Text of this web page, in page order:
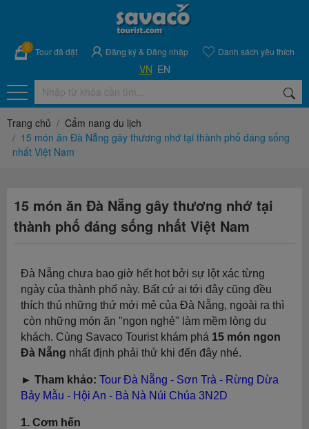
0 Tour đã đặt Đăng ký& Đăng nhập Danh sách yêu thích
VN EN
Trang chủ
Cẩm nang du lịch
15 món ăn Đà Nẵng gây thương nhớ tại thành phố đáng sống
nhất Việt Nam
15 món ăn Đà Nẵng gây thương nhớ tại
thành phố đáng sống nhất Việt Nam
Đà Nẵng chưa bao giờ hết hot bởi sự lột xác từng
ngày của thành phố này. Bất cứ ai tới đây cũng đều
thích thú những thứ mới mẻ của Đà Nẵng, ngoài ra thì
còn những món ăn "ngon nghẻ" làm mềm lòng du
khách. Cùng Savaco Tourist khám phá 15 món ngon
Đà Nẵng nhất định phải thử khi đến đây nhé.
► Tham khảo: Tour Đà Nẵng - Sơn Trà - Rừng Dừa
Bảy Mẫu - Hội An - Bà Nà Núi Chúa 3N2D
1. Cơm hến